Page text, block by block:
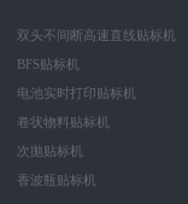
双头不间断高速直线贴标机
BFS贴标机
电池实时打印贴标机
卷状物料贴标机
次抛贴标机
香波瓶贴标机